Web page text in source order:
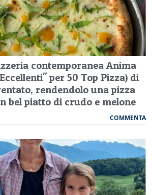
contemporanea Anima
per 50 Top Pizza) di
rendendolo una pizza
bel piatto di crudo e melone
COMMENTA